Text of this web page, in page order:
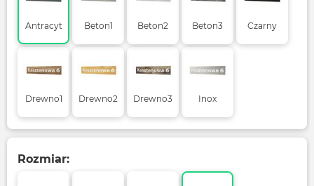
Antracyt Beton1 Beton2 Beton3 Czarny
Drewno1 Drewno2 Drewno3 Inox
Rozmiar: